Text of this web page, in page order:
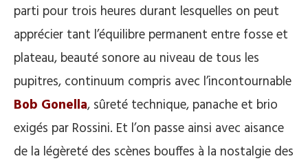
parti pour trois heures durant lesquelles on peut
apprécier tant l’équilibre permanent entre fosse et
plateau, beauté sonore au niveau de tous les
pupitres, continuum compris avec l’incontournable
Bob Gonella, sûreté technique, panache et brio
exigés par Rossini. Et l’on passe ainsi avec aisance
de la légèreté des scènes bouffes à la nostalgie des